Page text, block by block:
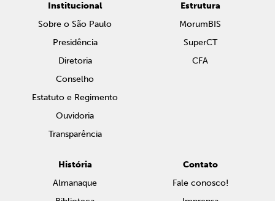
Institucional
Sobre o São Paulo
Presidência
Diretoria
Conselho
Estatuto e Regimento
Ouvidoria
Transparência
Estrutura
MorumBIS
SuperCT
CFA
História
Almanaque
Contato
Fale conosco!